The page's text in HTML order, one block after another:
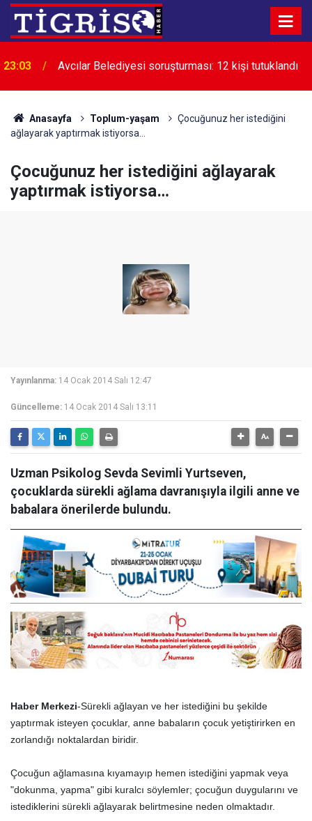
23:03 Avcılar Belediyesi soruşturması: 12 kişi tutuklandı
22:24 Diyarbakır’da uyuşturucuyla mücadele çağrısı
Anasayfa Toplum-yaşam
Çocuğunuz her istediğini
ağlayarak yaptırmak istiyorsa…
Çocuğunuz her istediğini ağlayarak
yaptırmak istiyorsa…
Yayınlanma: 14 Ocak 2014 Salı 12:47
Güncelleme: 14 Ocak 2014 Salı 13:11
Uzman Psikolog Sevda Sevimli Yurtseven,
çocuklarda sürekli ağlama davranışıyla ilgili anne ve
babalara önerilerde bulundu.
Haber Merkezi-Sürekli ağlayan ve her istediğini bu şekilde
yaptırmak isteyen çocuklar, anne babaların çocuk yetiştirirken en
zorlandığı noktalardan biridir.
Çocuğun ağlamasına kıyamayıp hemen istediğini yapmak veya
"dokunma, yapma" gibi kuralcı söylemler; çocuğun duygularını ve
istediklerini sürekli ağlayarak belirtmesine neden olmaktadır.